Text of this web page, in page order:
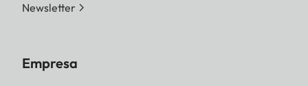
Newsletter
Empresa